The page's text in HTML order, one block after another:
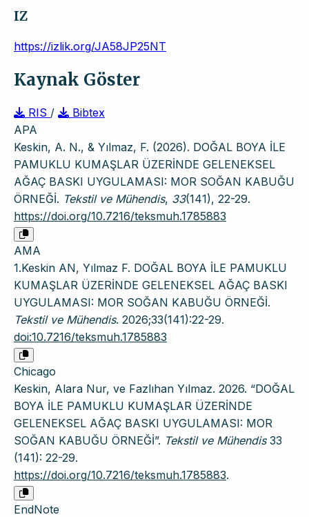
IZ
https://izlik.org/JA58JP25NT
Kaynak Göster
RIS /
Bibtex
APA
Keskin, A. N., & Yılmaz, F. (2026). DOĞAL BOYA İLE
PAMUKLU KUMAŞLAR ÜZERİNDE GELENEKSEL
AĞAÇ BASKI UYGULAMASI: MOR SOĞAN KABUĞU
ÖRNEĞİ. Tekstil ve Mühendis, 33(141), 22-29.
https://doi.org/10.7216/teksmuh.1785883
AMA
1.Keskin AN, Yılmaz F. DOĞAL BOYA İLE PAMUKLU
KUMAŞLAR ÜZERİNDE GELENEKSEL AĞAÇ BASKI
UYGULAMASI: MOR SOĞAN KABUĞU ÖRNEĞİ.
Tekstil ve Mühendis. 2026;33(141):22-29.
doi:10.7216/teksmuh.1785883
Chicago
Keskin, Alara Nur, ve Fazlıhan Yılmaz. 2026. “DOĞAL
BOYA İLE PAMUKLU KUMAŞLAR ÜZERİNDE
GELENEKSEL AĞAÇ BASKI UYGULAMASI: MOR
SOĞAN KABUĞU ÖRNEĞİ”. Tekstil ve Mühendis33
(141): 22-29.
https://doi.org/10.7216/teksmuh.1785883.
EndNote